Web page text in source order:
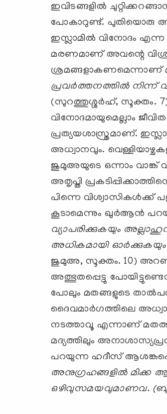
ഇവിടങ്ങളില്‍
പോകാറുണ്ട്. പുതിയൊരു
ഇസ്ലാമില്‍ വിനോദം എന്ന
മരണമാണ് അവന്റെ
ശ്രമങ്ങളാകണമെന്നാണ്
പ്രവര്‍ത്തനത്തില്‍ നിന്ന്
(സുറത്തുശ്ശര്‍ഹ്, സൂക്തം.
വിനോദമായുമെല്ലാം
പ്രത്യയശാസ്ത്രമാണ്.
അധ്വാനവും.
ജുമുഅയുടെ ഒന്നാം വാങ്ക്
അതൃപ്തി
പിന്നെ വിശ്വാസികള്‍ക്ക്
കൂടാമെന്നും ഖുര്‍ആന്‍
വ്യാപരിക്കുകയും
അധികമായി ഓര്‍ക്കുകയും
ജുമുഅ, സൂക്തം. 10)
അത്ഭുതപ്പെട്ടു
പോലും മതങ്ങളുടെ
ദൈവമാര്‍ഗത്തിലെ
നടത്താവൂ എന്നാണ്
മദ്യത്തിലും
പറയുന്ന ഹദീസ്
അനുഗ്രഹങ്ങളില്‍ മിക്ക
ഒഴിവുസമയവുമാണവ. (